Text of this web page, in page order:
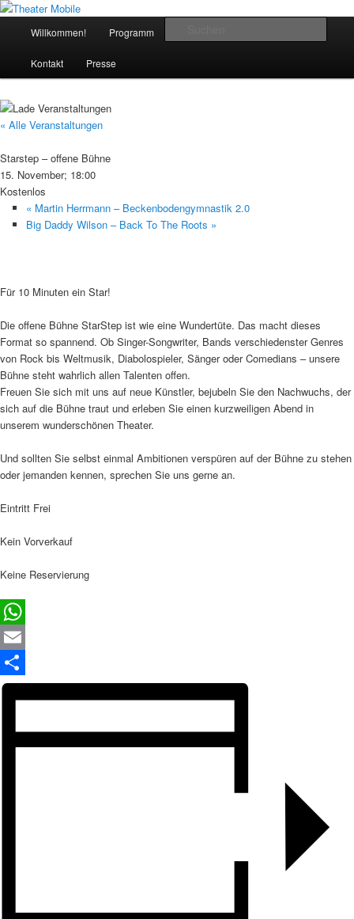
Zum
wechseln
Theater Mobile
Das schoenste Theater an der Bergstrasse
Willkommen! Programm
Kontakt Presse
« Alle Veranstaltungen
Starstep – offene Bühne
15. November; 18:00
Kostenlos
« Martin Herrmann – Beckenbodengymnastik 2.0
Big Daddy Wilson – Back To The Roots »
Für 10 Minuten ein Star!
Die offene Bühne StarStep ist wie eine Wundertüte. Das macht dieses
Format so spannend. Ob Singer-Songwriter, Bands verschiedenster Genres
von Rock bis Weltmusik, Diabolospieler, Sänger oder Comedians – unsere
Bühne steht wahrlich allen Talenten offen.
Freuen Sie sich mit uns auf neue Künstler, bejubeln Sie den Nachwuchs, der
sich auf die Bühne traut und erleben Sie einen kurzweiligen Abend in
unserem wunderschönen Theater.
Und sollten Sie selbst einmal Ambitionen verspüren auf der Bühne zu stehen
oder jemanden kennen, sprechen Sie uns gerne an.
Eintritt Frei
Kein Vorverkauf
Keine Reservierung
WhatsApp
Email
Teilen